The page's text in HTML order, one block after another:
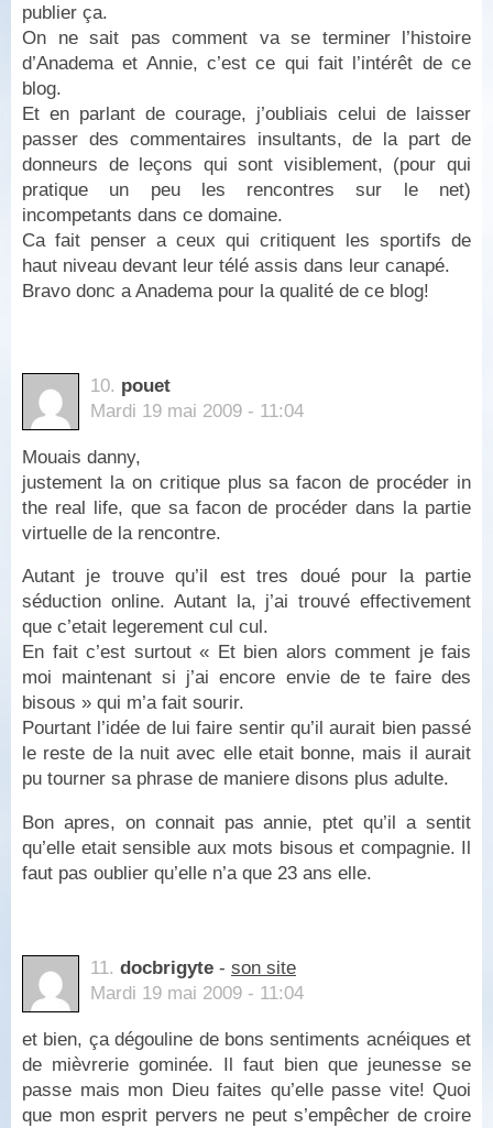
publier ça.
On ne sait pas comment va se terminer l’histoire
d’Anadema et Annie, c’est ce qui fait l’intérêt de ce
blog.
Et en parlant de courage, j’oubliais celui de laisser
passer des commentaires insultants, de la part de
donneurs de leçons qui sont visiblement, (pour qui
pratique un peu les rencontres sur le net)
incompetants dans ce domaine.
Ca fait penser a ceux qui critiquent les sportifs de
haut niveau devant leur télé assis dans leur canapé.
Bravo donc a Anadema pour la qualité de ce blog!
10. pouet
Mardi 19 mai 2009 - 11:04
Mouais danny,
justement la on critique plus sa facon de procéder in
the real life, que sa facon de procéder dans la partie
virtuelle de la rencontre.
Autant je trouve qu’il est tres doué pour la partie
séduction online. Autant la, j’ai trouvé effectivement
que c’etait legerement cul cul.
En fait c’est surtout « Et bien alors comment je fais
moi maintenant si j’ai encore envie de te faire des
bisous » qui m’a fait sourir.
Pourtant l’idée de lui faire sentir qu’il aurait bien passé
le reste de la nuit avec elle etait bonne, mais il aurait
pu tourner sa phrase de maniere disons plus adulte.
Bon apres, on connait pas annie, ptet qu’il a sentit
qu’elle etait sensible aux mots bisous et compagnie. Il
faut pas oublier qu’elle n’a que 23 ans elle.
11. docbrigyte - son site
Mardi 19 mai 2009 - 11:04
et bien, ça dégouline de bons sentiments acnéiques et
de mièvrerie gominée. Il faut bien que jeunesse se
passe mais mon Dieu faites qu’elle passe vite! Quoi
que mon esprit pervers ne peut s’empêcher de croire